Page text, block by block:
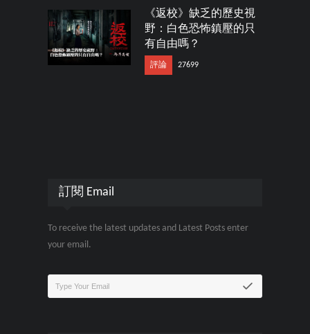
《返校》缺乏的歷史視
野：白色恐怖鎮壓的只
有自由嗎？
評論 27699
訂閱 Email
To receive the latest updates and Latest Posts enter
your email.